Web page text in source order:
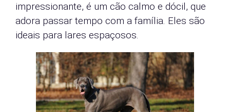
impressionante, é um cão calmo e dócil, que
adora passar tempo com a família. Eles são
ideais para lares espaçosos.